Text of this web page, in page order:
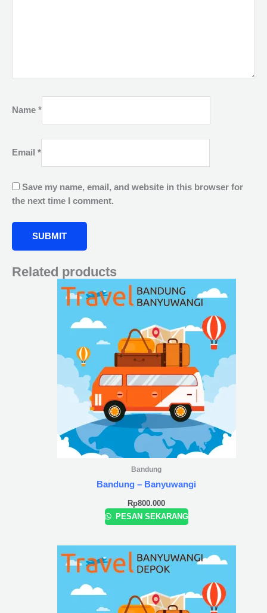
Name *
Email *
Save my name, email, and website in this browser for
the next time I comment.
Related products
Bandung
Bandung – Banyuwangi
Rp800.000
PESAN SEKARANG